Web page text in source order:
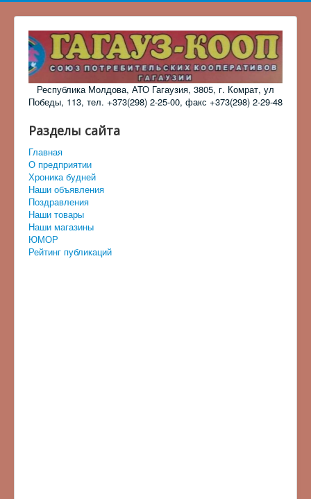
Республика Молдова, АТО Гагаузия, 3805, г. Комрат, ул
Победы, 113, тел. +373(298) 2-25-00, факс +373(298) 2-29-48
Разделы сайта
Главная
О предприятии
Хроника будней
Наши объявления
Поздравления
Наши товары
Наши магазины
ЮМОР
Рейтинг публикаций